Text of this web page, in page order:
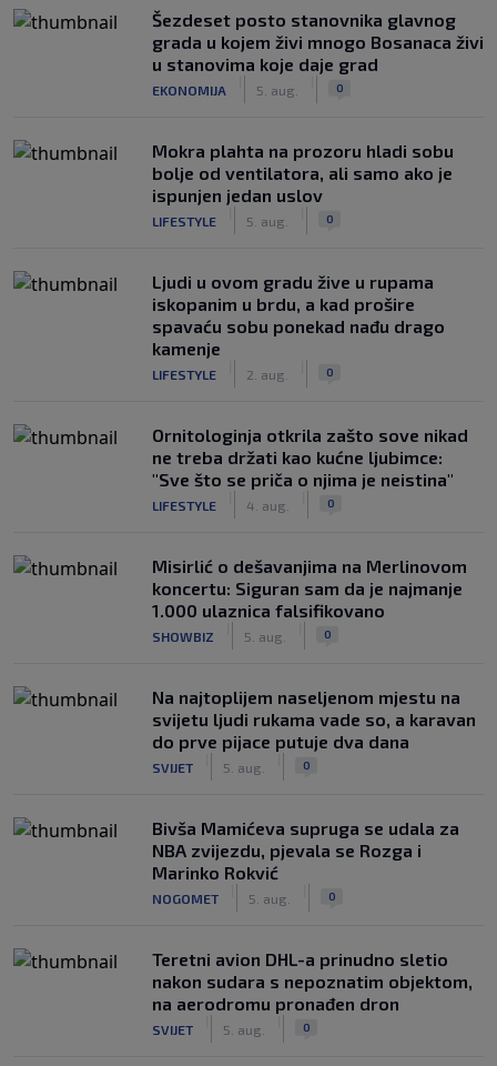
Šezdeset posto stanovnika glavnog
grada u kojem živi mnogo Bosanaca živi
u stanovima koje daje grad
EKONOMIJA 5. aug. 0
Mokra plahta na prozoru hladi sobu
bolje od ventilatora, ali samo ako je
ispunjen jedan uslov
LIFESTYLE 5. aug. 0
Ljudi u ovom gradu žive u rupama
iskopanim u brdu, a kad prošire
spavaću sobu ponekad nađu drago
kamenje
LIFESTYLE 2. aug. 0
Ornitologinja otkrila zašto sove nikad
ne treba držati kao kućne ljubimce:
"Sve što se priča o njima je neistina"
LIFESTYLE 4. aug. 0
Misirlić o dešavanjima na Merlinovom
koncertu: Siguran sam da je najmanje
1.000 ulaznica falsifikovano
SHOWBIZ 5. aug. 0
Na najtoplijem naseljenom mjestu na
svijetu ljudi rukama vade so, a karavan
do prve pijace putuje dva dana
SVIJET 5. aug. 0
Bivša Mamićeva supruga se udala za
NBA zvijezdu, pjevala se Rozga i
Marinko Rokvić
NOGOMET 5. aug. 0
Teretni avion DHL-a prinudno sletio
nakon sudara s nepoznatim objektom,
na aerodromu pronađen dron
SVIJET 5. aug. 0